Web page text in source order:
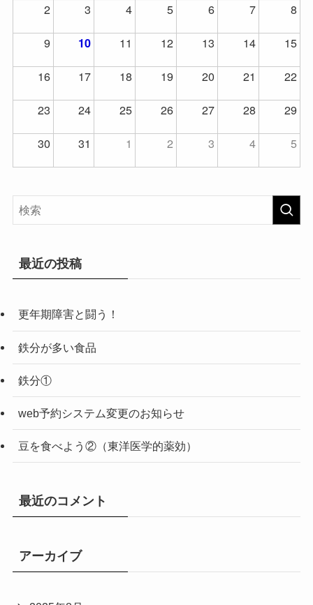
2
3 4 5 6 7
8
9
10 11 12 13 14
15
16
17 18 19 20 21
22
23
24 25 26 27 28
29
30
31 1 2 3 4 5
最近の投稿
更年期障害と闘う！
鉄分が多い食品
鉄分①
web予約システム変更のお知らせ
豆を食べよう②（東洋医学的薬効）
最近のコメント
アーカイブ